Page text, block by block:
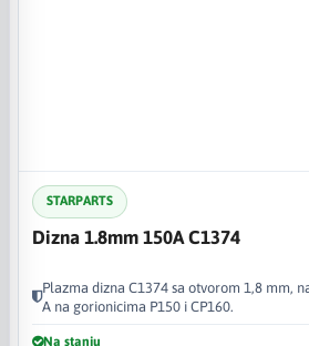
STARPARTS
Dizna 1.8mm 150A C1374
Plazma dizna C1374 sa otvorom 1,8 mm,
A na gorionicima P150 i CP160.
Na stanju